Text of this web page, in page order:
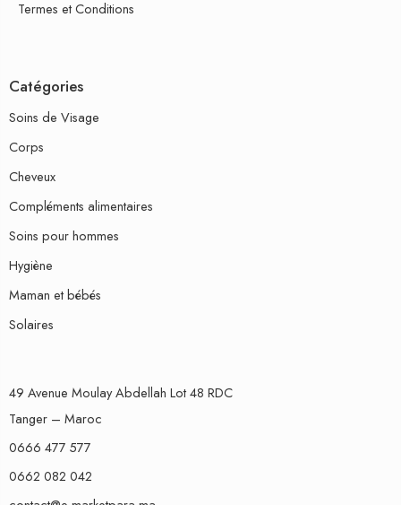
Termes et Conditions
Catégories
Soins de Visage
Corps
Cheveux
Compléments alimentaires
Soins pour hommes
Hygiène
Maman et bébés
Solaires
49 Avenue Moulay Abdellah Lot 48 RDC
Tanger – Maroc
0666 477 577
0662 082 042